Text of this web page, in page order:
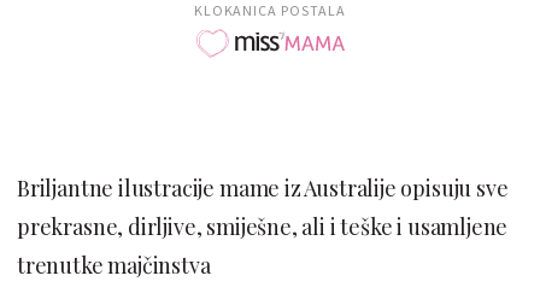
KLOKANICA POSTALA
Briljantne ilustracije mame iz Australije opisuju sve
prekrasne, dirljive, smiješne, ali i teške i usamljene
trenutke majčinstva